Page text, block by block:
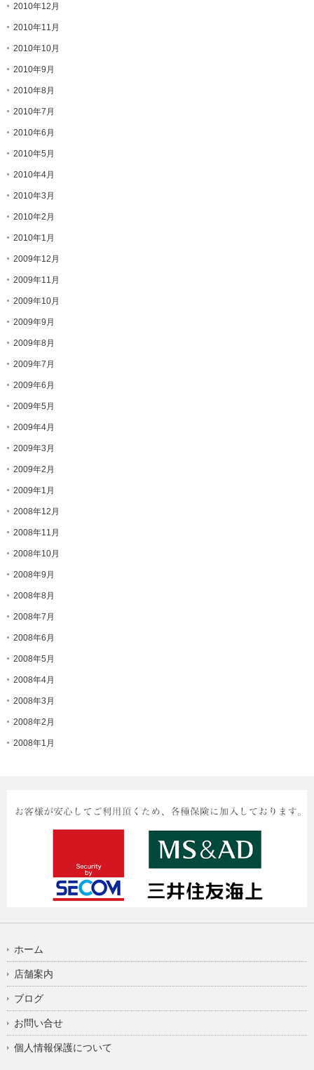
2010年12月
2010年11月
2010年10月
2010年9月
2010年8月
2010年7月
2010年6月
2010年5月
2010年4月
2010年3月
2010年2月
2010年1月
2009年12月
2009年11月
2009年10月
2009年9月
2009年8月
2009年7月
2009年6月
2009年5月
2009年4月
2009年3月
2009年2月
2009年1月
2008年12月
2008年11月
2008年10月
2008年9月
2008年8月
2008年7月
2008年6月
2008年5月
2008年4月
2008年3月
2008年2月
2008年1月
ホーム
店舗案内
ブログ
お問い合せ
個人情報保護について